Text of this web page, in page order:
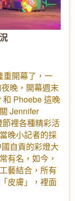
重開幕了，一
晚，開幕週末
和 Phoebe 這晚
Jennifer
裡各種精彩活
晚小記者的採
自貢的彩燈大
有名，如今，
藝結合，所有
皮膚」，裡面